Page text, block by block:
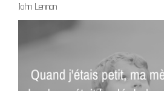
John Lennon